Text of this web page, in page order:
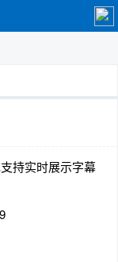
持实时展示字幕